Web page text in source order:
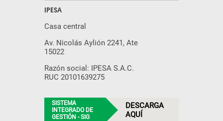
IPESA
Casa central
Av. Nicolás Aylión 2241, Ate
15022
Razón social: IPESA S.A.C.
RUC 20101639275
SISTEMA
INTEGRADO DE
GESTIÓN - SIG
DESCARGA
AQUÍ